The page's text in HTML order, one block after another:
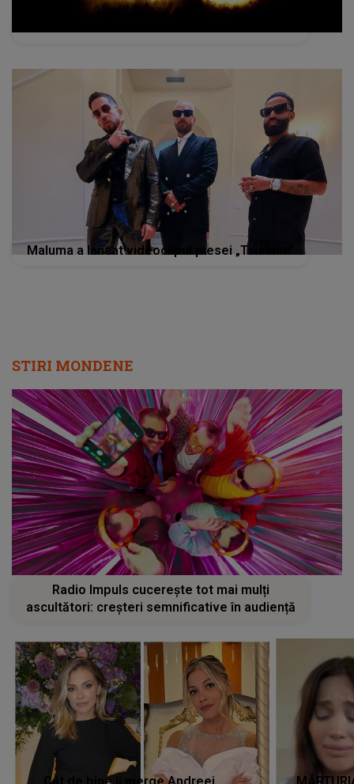
Maluma a lansat videoclipul piesei „Tsunami”
STIRI MONDENE
Radio Impuls cucerește tot mai mulți
ascultători: creșteri semnificative în audiență